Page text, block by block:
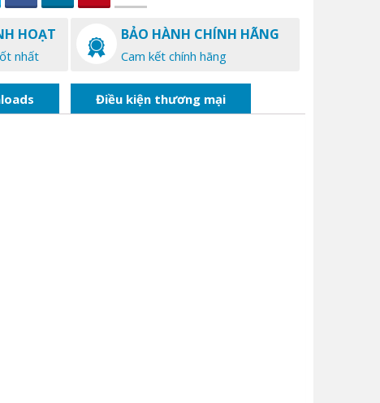
HOẠT
nhất
BẢO HÀNH CHÍNH HÃNG
Cam kết chính hãng
Điều kiện thương mại